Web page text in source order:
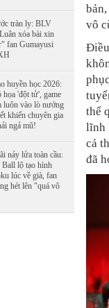
tràn ly: BLV
xóa bài xin
fan Gumayusi
huyền học 2026:
họa 'đột tử', game
luôn vào lò nướng
khiến chuyên gia
ngả mũ!
nảy lửa toàn cầu:
Ball lộ tạo hình
lúc về già, fan
hét lên "quá vô
vô
thể
lĩnh
cả
đã